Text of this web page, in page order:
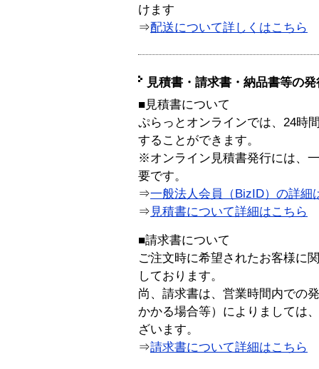
けます
⇒配送について詳しくはこちら
見積書・請求書・納品書等の
■見積書について
ぷらっとオンラインでは、24時
することができます。
※オンライン見積書発行には、
要です。
⇒一般法人会員（BizID）の詳細
⇒ 見積書について詳細はこちら
■請求書について
ご注文時に希望されたお客様に
しております。
尚、請求書は、営業時間内での
かかる場合等）によりましては
ざいます。
⇒請求書について詳細はこちら